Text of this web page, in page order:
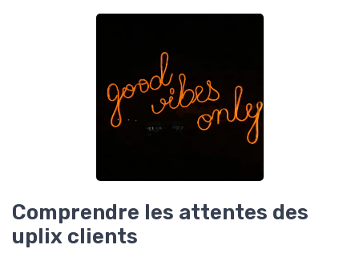
Comprendre les attentes des
uplix clients